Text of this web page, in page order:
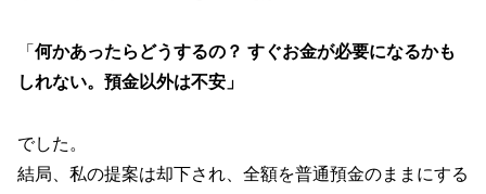
「 何かあったらどうするの？ すぐお金が必要になるかも
しれない。預金以外は不安」
でした。
結局、私の提案は却下され、全額を普通預金のままにする